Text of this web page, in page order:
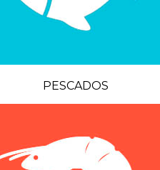
PESCADOS